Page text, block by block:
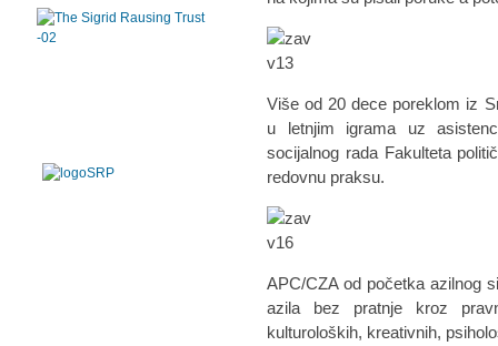
Više od 20 dece poreklom iz
u letnjim igrama uz
socijalnog rada Fakulteta
redovnu praksu.
APC/CZA od početka azilnog
azila bez pratnje kroz
kulturoloških, kreativnih,